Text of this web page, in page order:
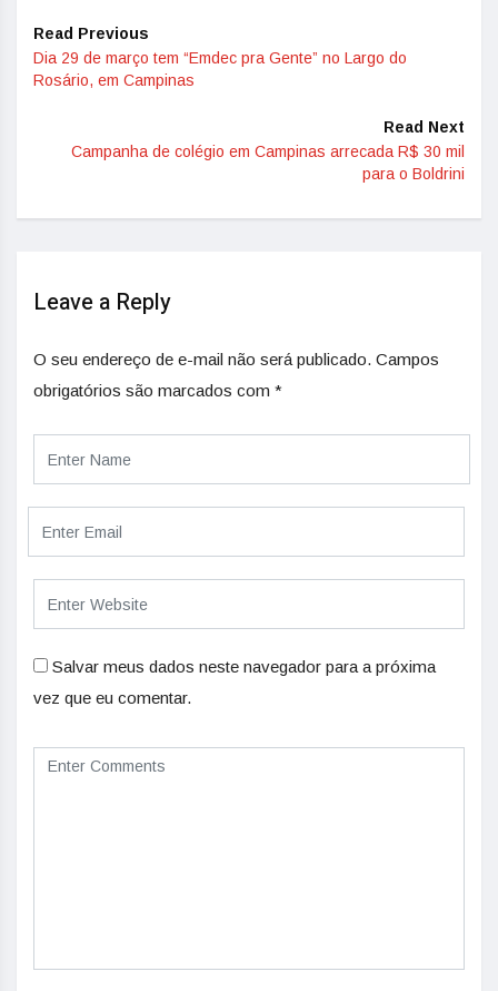
Read Previous
Dia 29 de março tem “Emdec pra Gente” no Largo do
Rosário, em Campinas
Read Next
Campanha de colégio em Campinas arrecada R$ 30 mil
para o Boldrini
Leave a Reply
O seu endereço de e-mail não será publicado. Campos
obrigatórios são marcados com *
Salvar meus dados neste navegador para a próxima
vez que eu comentar.